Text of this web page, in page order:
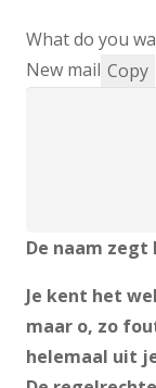
What do you
New mail Copy
De naam
Je kent het
maar o, zo
helemaal uit